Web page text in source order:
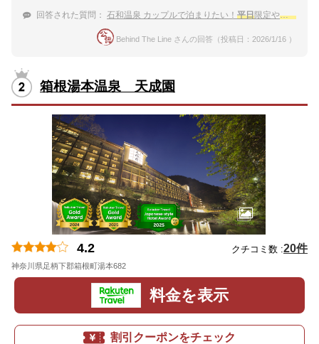
回答された質問： 石和温泉 カップルで泊まりたい！ 平日限定や平日
Behind The Line さんの回答（投稿日：2026/1/16 ）
箱根湯本温泉 天成園
4.2 クチコミ数 :20件
神奈川県足柄下郡箱根町湯本682
料金を表示
割引クーポンをチェック